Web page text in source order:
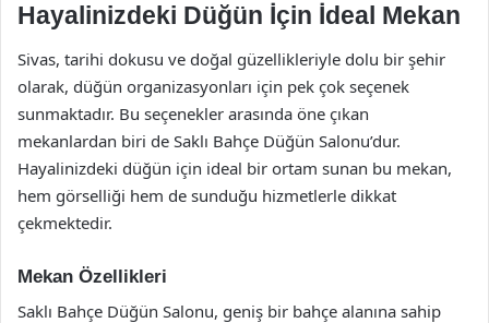
Hayalinizdeki Düğün İçin İdeal Mekan
Sivas, tarihi dokusu ve doğal güzellikleriyle dolu bir şehir
olarak, düğün organizasyonları için pek çok seçenek
sunmaktadır. Bu seçenekler arasında öne çıkan
mekanlardan biri de Saklı Bahçe Düğün Salonu’dur.
Hayalinizdeki düğün için ideal bir ortam sunan bu mekan,
hem görselliği hem de sunduğu hizmetlerle dikkat
çekmektedir.
Mekan Özellikleri
Saklı Bahçe Düğün Salonu, geniş bir bahçe alanına sahip